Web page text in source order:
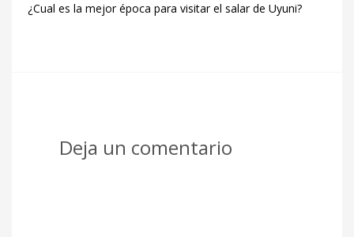
¿Cual es la mejor época para visitar el salar de Uyuni?
Deja un comentario